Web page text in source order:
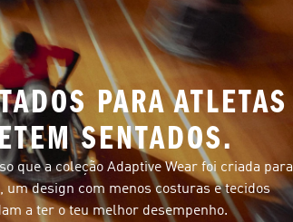
PARA ATLETAS
SENTADOS.
que a coleção Adaptive Wear foi criada para
um design com menos costuras e tecidos
a ter o teu melhor desempenho.